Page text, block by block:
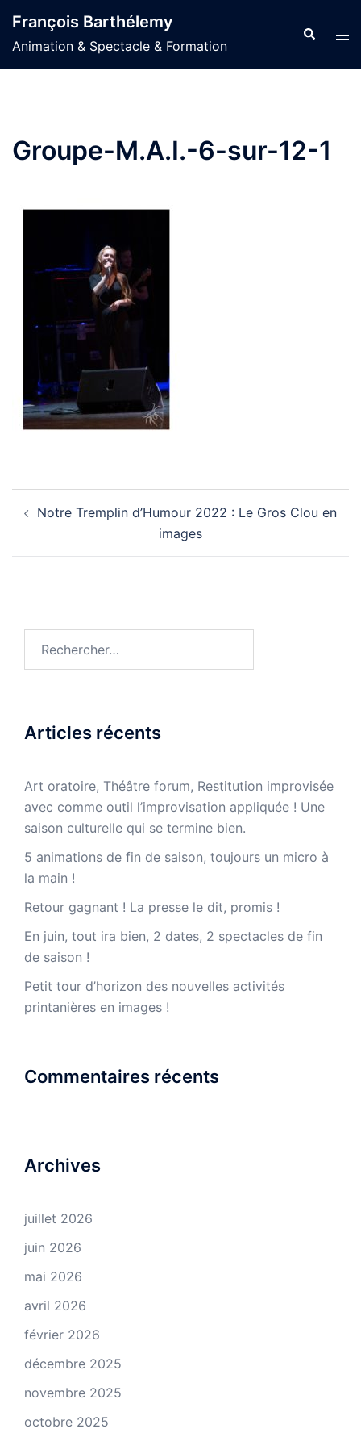
au
contenu
François Barthélemy
Animation & Spectacle & Formation
Groupe-M.A.I.-6-sur-12-1
d’article
Notre Tremplin d’Humour 2022 : Le Gros Clou en
images
Articles récents
Art oratoire, Théâtre forum, Restitution improvisée
avec comme outil l’improvisation appliquée ! Une
saison culturelle qui se termine bien.
5 animations de fin de saison, toujours un micro à
la main !
Retour gagnant ! La presse le dit, promis !
En juin, tout ira bien, 2 dates, 2 spectacles de fin
de saison !
Petit tour d’horizon des nouvelles activités
printanières en images !
Commentaires récents
Archives
juillet 2026
juin 2026
mai 2026
avril 2026
février 2026
décembre 2025
novembre 2025
octobre 2025